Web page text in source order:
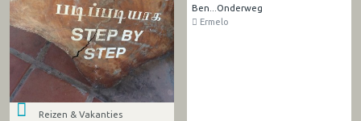
Reizen & Vakanties
Ben...Onderweg
Ermelo